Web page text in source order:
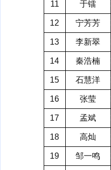
11 于镭
12 宁芳芳
13 李新翠
14 秦浩楠
15 石慧洋
16 张莹
17 孟斌
18 高灿
19 邹一鸣